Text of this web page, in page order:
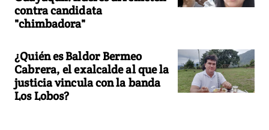
contra candidata
"chimbadora"
¿Quién es Baldor Bermeo
Cabrera, el exalcalde al que la
justicia vincula con la banda
Los Lobos?